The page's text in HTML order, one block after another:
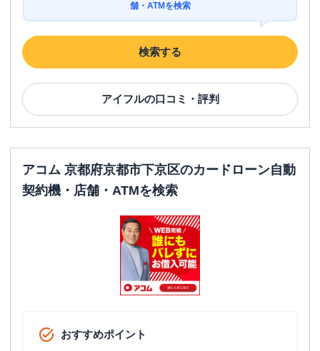
舗・ATMを検索
検索する
アイフルの口コミ・評判
アコム 京都府京都市下京区のカードローン自動
契約機・店舗・ATMを検索
おすすめポイント